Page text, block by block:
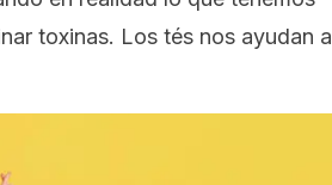
toxinas. Los tés nos ayudan a